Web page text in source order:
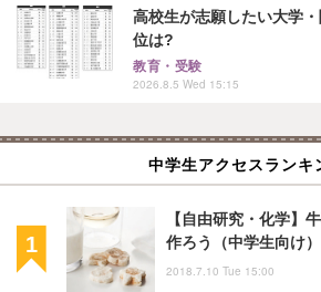
高校生が志願したい大学
位は?
教育・受験
2026.8.5 Wed 15:15
中学生アクセスランキ
【自由研究・化学】
作ろう（中学生向け）
2018.7.10 Tue 15:00